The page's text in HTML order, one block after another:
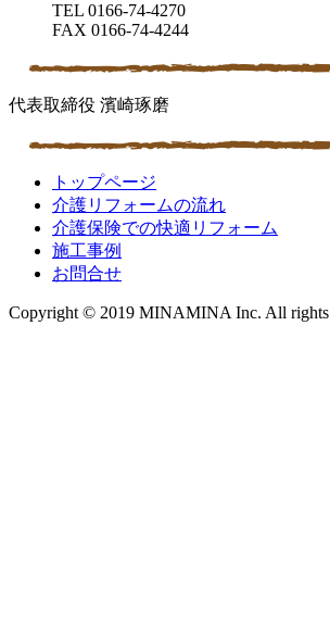
TEL 0166-74-4270
FAX 0166-74-4244
代表取締役 濱崎琢磨
トップページ
介護リフォームの流れ
介護保険での快適リフォーム
施工事例
お問合せ
Copyright © 2019 MINAMINA Inc. All rights